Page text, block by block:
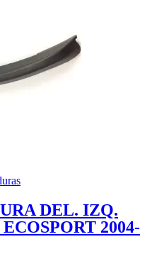
DEL. IZQ.
2004-